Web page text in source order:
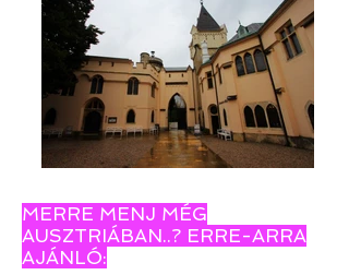
MERRE MENJ MÉG
AUSZTRIÁBAN..? ERRE-ARRA
AJÁNLÓ: